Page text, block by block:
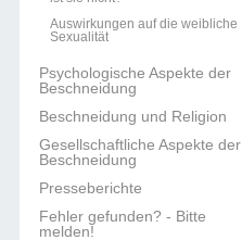
Auswirkungen auf die weibliche
Sexualität
Psychologische Aspekte der
Beschneidung
Beschneidung und Religion
Gesellschaftliche Aspekte der
Beschneidung
Presseberichte
Fehler gefunden? - Bitte
melden!